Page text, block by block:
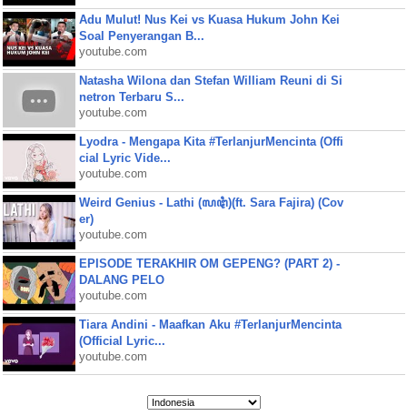
Adu Mulut! Nus Kei vs Kuasa Hukum John Kei
Soal Penyerangan B...
youtube.com
Natasha Wilona dan Stefan William Reuni di Si
netron Terbaru S...
youtube.com
Lyodra - Mengapa Kita #TerlanjurMencinta (Offi
cial Lyric Vide...
youtube.com
Weird Genius - Lathi (ꦭꦛꦶ)(ft. Sara Fajira) (Cov
er)
youtube.com
EPISODE TERAKHIR OM GEPENG? (PART 2) -
DALANG PELO
youtube.com
Tiara Andini - Maafkan Aku #TerlanjurMencinta
(Official Lyric...
youtube.com